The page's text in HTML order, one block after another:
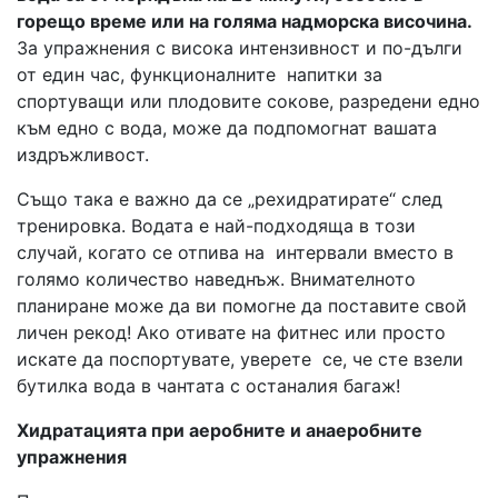
горещо време или на голяма надморска височина.
За упражнения с висока интензивност и по-дълги
от един час, функционалните напитки за
спортуващи или плодовите сокове, разредени едно
към едно с вода, може да подпомогнат вашата
издръжливост.
Също така е важно да се „рехидратирате“ след
тренировка. Водата е най-подходяща в този
случай, когато се отпива на интервали вместо в
голямо количество наведнъж. Внимателното
планиране може да ви помогне да поставите свой
личен рекод! Ако отивате на фитнес или просто
искате да поспортувате, уверете се, че сте взели
бутилка вода в чантата с останалия багаж!
Хидратацията при аеробните и анаеробните
упражнения